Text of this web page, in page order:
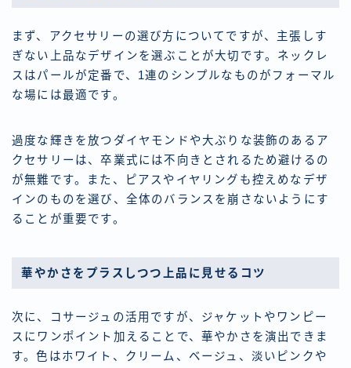
まず、アクセサリーの選び方についてですが、主張しす
ぎない上品なデザインを選ぶことが大切です。ネックレ
スはパールが定番で、1連のシンプルなものがフォーマル
な場には最適です。
過度な輝きを放つダイヤモンドや大ぶりな装飾のあるア
クセサリーは、卒業式には不向きとされるため避けるの
が無難です。また、ピアスやイヤリングも控えめなデザ
インのものを選び、全体のバランスを崩さないようにす
ることが重要です。
華やかさをプラスしつつ上品に見せるコツ
次に、コサージュの活用ですが、ジャケットやワンピー
スにワンポイント加えることで、華やかさを演出できま
す。色はホワイト、クリーム、ベージュ、淡いピンクや